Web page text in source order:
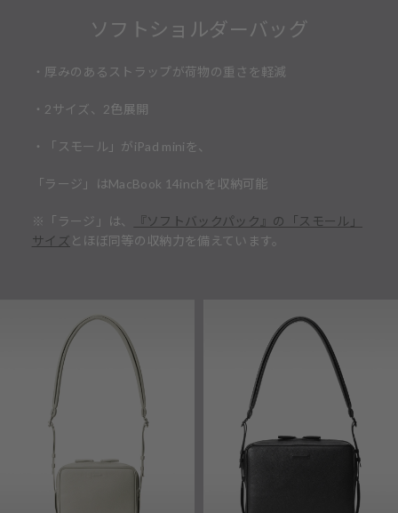
ソフトショルダーバッグ
・厚みのあるストラップが荷物の重さを軽減
・2サイズ、2色展開
・「スモール」がiPad miniを、
「ラージ」はMacBook 14inchを収納可能
※「ラージ」は、
『ソフトバックパック』の「スモール」
サイズ とほぼ同等の収納力を備えています。